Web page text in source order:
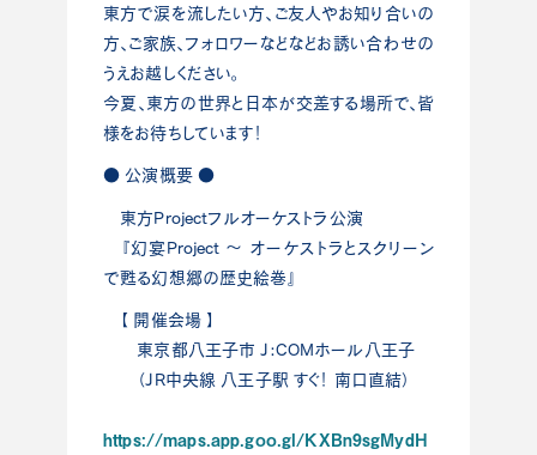
東方で涙を流したい方、ご友人やお知り合いの
方、ご家族、フォロワーなどなどお誘い合わせの
うえお越しください。
今夏、東方の世界と日本が交差する場所で、皆
様をお待ちしています！
● 公演概要 ●
東方Projectフルオーケストラ公演
『幻宴Project ～ オーケストラとスクリーン
で甦る幻想郷の歴史絵巻』
【 開催会場 】
東京都八王子市 J:COMホール八王子
（JR中央線 八王子駅 すぐ！ 南口直結）
https://maps.app.goo.gl/KXBn9sgMydH